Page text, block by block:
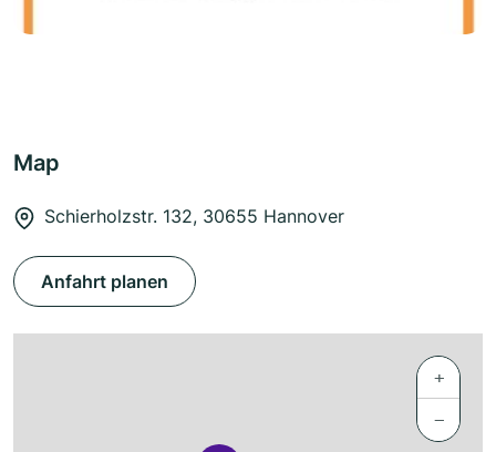
Map
Schierholzstr. 132, 30655 Hannover
Anfahrt planen
+
−